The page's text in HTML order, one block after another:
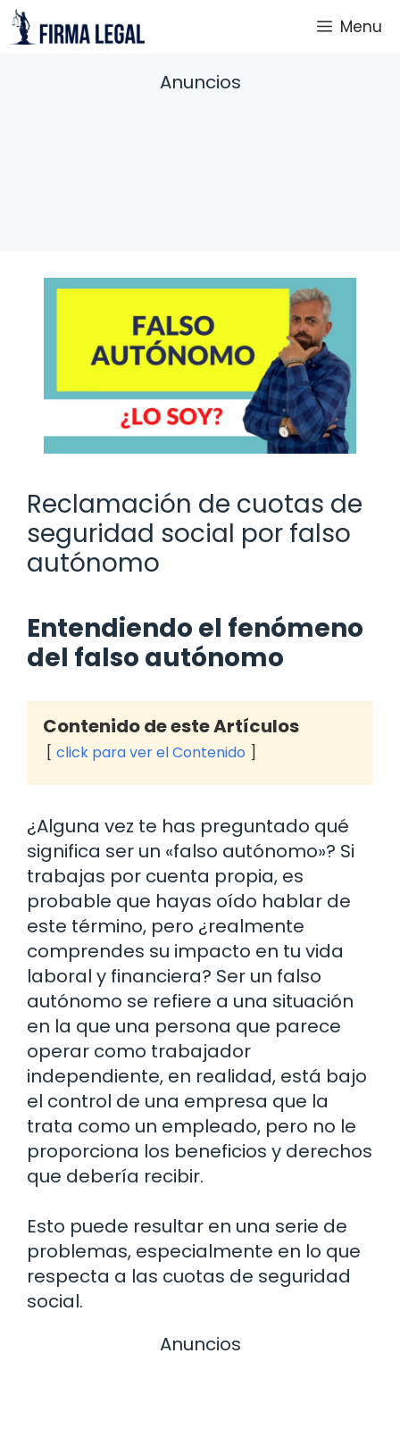
Saltar
al
Menu
Anuncios
Reclamación de cuotas de
seguridad social por falso
autónomo
Entendiendo el fenómeno
del falso autónomo
Contenido de este Artículos
click para ver el Contenido
¿Alguna vez te has preguntado qué
significa ser un «falso autónomo»? Si
trabajas por cuenta propia, es
probable que hayas oído hablar de
este término, pero ¿realmente
comprendes su impacto en tu vida
laboral y financiera? Ser un falso
autónomo se refiere a una situación
en la que una persona que parece
operar como trabajador
independiente, en realidad, está bajo
el control de una empresa que la
trata como un empleado, pero no le
proporciona los beneficios y derechos
que debería recibir.
Esto puede resultar en una serie de
problemas, especialmente en lo que
respecta a las cuotas de seguridad
social.
Anuncios